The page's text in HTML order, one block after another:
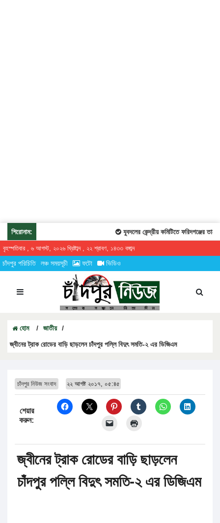
শিরোনাম: যুবদলের কেন্দ্রীয় কমিটিতে ফরিদগঞ্জের তারেকুর
বৃহস্পতিবার , ৬ আগস্ট, ২০২৬ খ্রিষ্টাব্দ , ২২ শ্রাবণ, ১৪৩৩ বঙ্গাব্দ
চাঁদপুর পরিচিতি লঞ্চ সময়সূচী ফটো ভিডিও
হোম / জাতীয় /
জ্বীনের ট্রাক রোডের বাড়ি ছাড়লেন চাঁদপুর পল্লি বিদুৎ সমতি-২ এর ডিজিএম
চাঁদপুর নিউজ সংবাদ ২২ আগষ্ট ২০১৭, ০৫:৪৫
শেয়ার
করুন:
জ্বীনের ট্রাক রোডের বাড়ি ছাড়লেন
চাঁদপুর পল্লি বিদুৎ সমতি-২ এর ডিজিএম